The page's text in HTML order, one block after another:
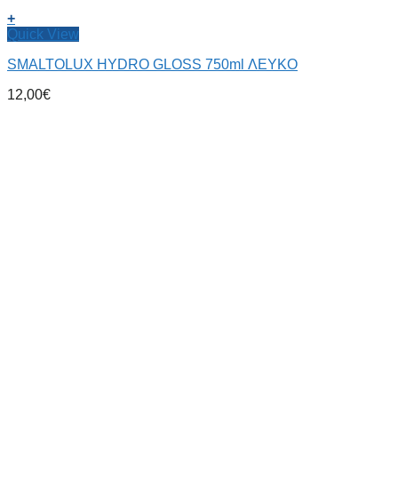
+
Quick View
SMALTOLUX HYDRO GLOSS 750ml ΛΕΥΚΟ
12,00€